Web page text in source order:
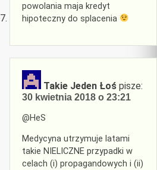
powolania maja kredyt
hipoteczny do splacenia
Takie Jeden Łoś pisze:
30 kwietnia 2018 o 23:21
@HeS
Medycyna utrzymuje latami
takie NIELICZNE przypadki w
celach (i) propagandowych i (ii)